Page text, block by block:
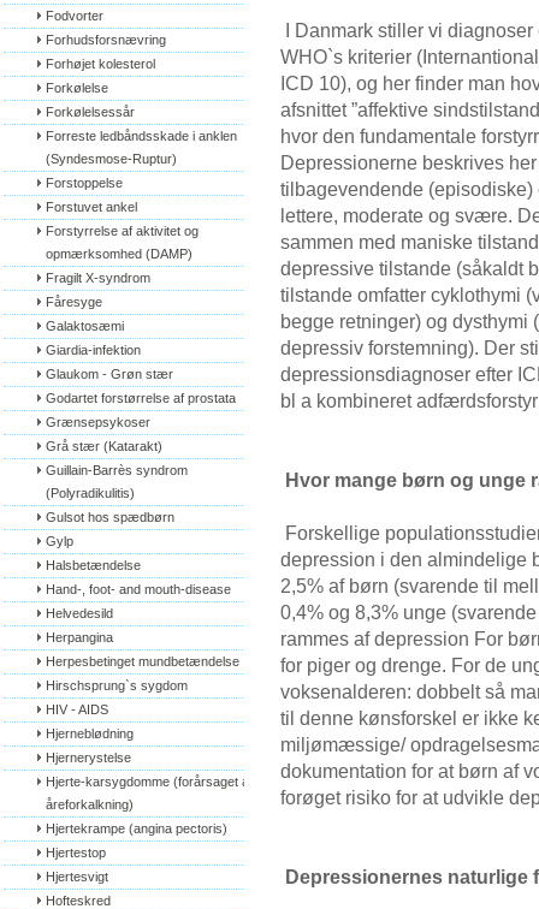
Fodvorter
Forhudsforsnævring
Forhøjet kolesterol
Forkølelse
Forkølelsessår
Forreste ledbåndsskade i anklen
(Syndesmose-Ruptur)
Forstoppelse
Forstuvet ankel
Forstyrrelse af aktivitet og
opmærksomhed (DAMP)
Fragilt X-syndrom
Fåresyge
Galaktosæmi
Giardia-infektion
Glaukom - Grøn stær
Godartet forstørrelse af prostata
Grænsepsykoser
Grå stær (Katarakt)
Guillain-Barrès syndrom
(Polyradikulitis)
Gulsot hos spædbørn
Gylp
Halsbetændelse
Hand-, foot- and mouth-disease
Helvedesild
Herpangina
Herpesbetinget mundbetændelse
Hirschsprung`s sygdom
HIV - AIDS
Hjerneblødning
Hjernerystelse
Hjerte-karsygdomme (forårsaget af
åreforkalkning)
Hjertekrampe (angina pectoris)
Hjertestop
Hjertesvigt
Hofteskred
I Danmark stiller vi
WHO`s kriterier
ICD 10), og her finder man
afsnittet ”affektive
hvor den fundamentale
Depressionerne beskrives
tilbagevendende
lettere, moderate og svære.
sammen med maniske
depressive tilstande (såkaldt
tilstande omfatter cyklothymi
begge retninger) og
depressiv forstemning). Der
depressionsdiagnoser efter
bl a kombineret
Hvor mange børn og unge
Forskellige
depression i den almindelige
2,5% af børn (svarende til
0,4% og 8,3% unge
rammes af depression For
for piger og drenge. For de
voksenalderen: dobbelt så
til denne kønsforskel er ikke
miljømæssige/
dokumentation for at børn af
forøget risiko for at udvikle
Depressionernes naturlige